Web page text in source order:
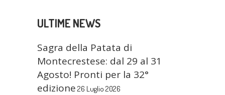
ULTIME NEWS
Sagra della Patata di
Montecrestese: dal 29 al 31
Agosto! Pronti per la 32°
edizione 26 Luglio 2026